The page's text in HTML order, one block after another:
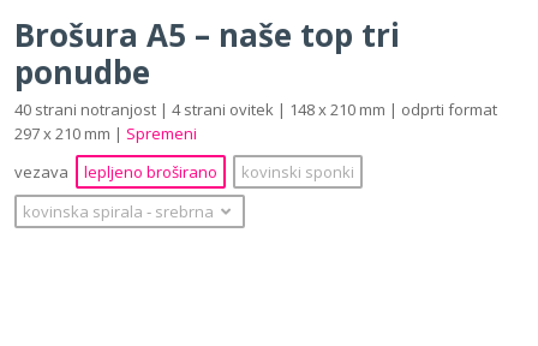
Brošura A5 – naše top tri
ponudbe
40 strani notranjost | 4 strani ovitek | 148 x 210 mm | odprti format
297 x 210 mm | Spremeni
vezava
lepljeno broširano
kovinski sponki
kovinska spirala ‐ srebrna